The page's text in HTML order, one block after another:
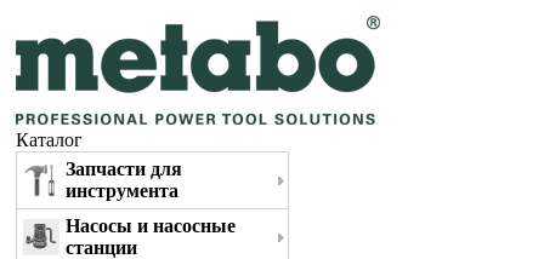
Каталог
Запчасти для
инструмента
Насосы и насосные
станции